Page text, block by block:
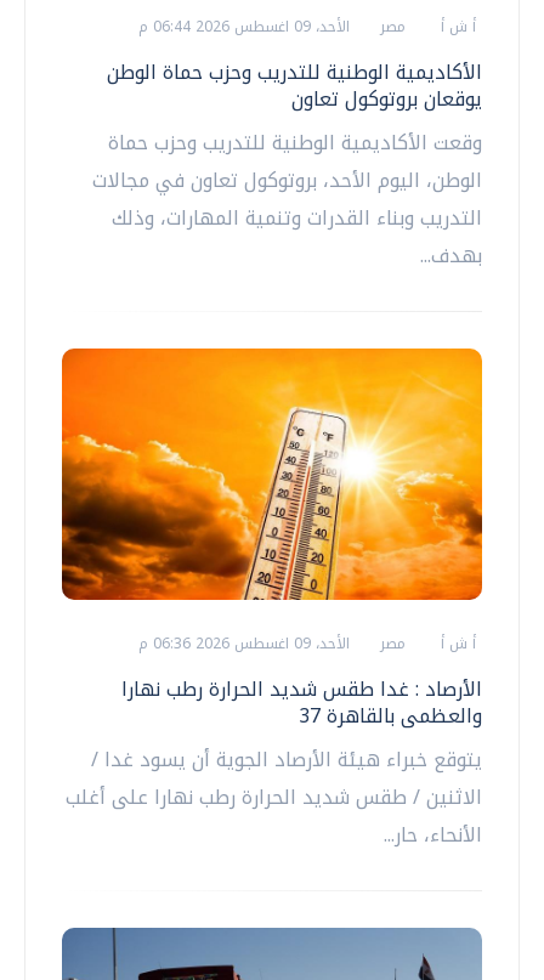
أ ش أ مصر الأحد، 09 اغسطس 2026 06:44 م
الأكاديمية الوطنية للتدريب وحزب حماة الوطن
يوقعان بروتوكول تعاون
وقعت الأكاديمية الوطنية للتدريب وحزب حماة
الوطن، اليوم الأحد، بروتوكول تعاون في مجالات
التدريب وبناء القدرات وتنمية المهارات، وذلك
بهدف...
أ ش أ مصر الأحد، 09 اغسطس 2026 06:36 م
الأرصاد : غدا طقس شديد الحرارة رطب نهارا
والعظمى بالقاهرة 37
يتوقع خبراء هيئة الأرصاد الجوية أن يسود غدا /
الاثنين / طقس شديد الحرارة رطب نهارا على أغلب
الأنحاء، حار...